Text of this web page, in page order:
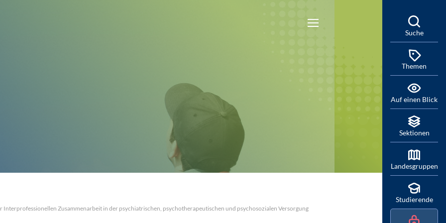
Interprofessionellen Zusammenarbeit in der psychiatrischen, psychotherapeutischen und psychosozialen Versorgung
Suche
Themen
Auf einen Blick
Sektionen
Landesgruppen
Studierende